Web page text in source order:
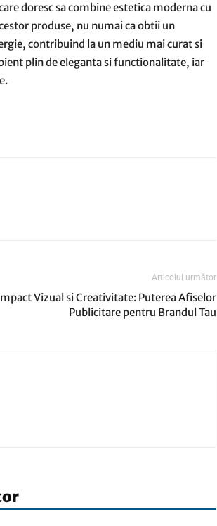
doresc sa combine estetica moderna cu
produse, nu numai ca obtii un
contribuind la un mediu mai curat si
plin de eleganta si functionalitate, iar
Articolul următor
Vizual si Creativitate: Puterea Afiselor
Publicitare pentru Brandul Tau